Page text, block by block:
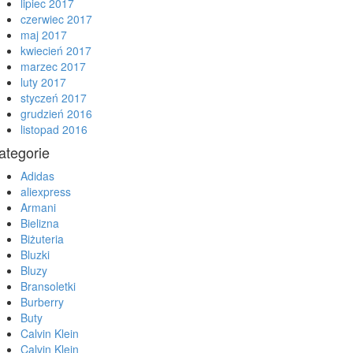
lipiec 2017
czerwiec 2017
maj 2017
kwiecień 2017
marzec 2017
luty 2017
styczeń 2017
grudzień 2016
listopad 2016
Adidas
aliexpress
Armani
Bielizna
Biżuteria
Bluzki
Bluzy
Bransoletki
Burberry
Buty
Calvin Klein
Calvin Klein